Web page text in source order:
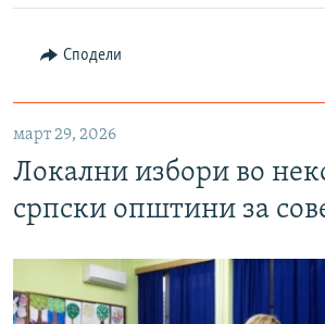
Сподели
март 29, 2026
Локални избори во
српски општини за